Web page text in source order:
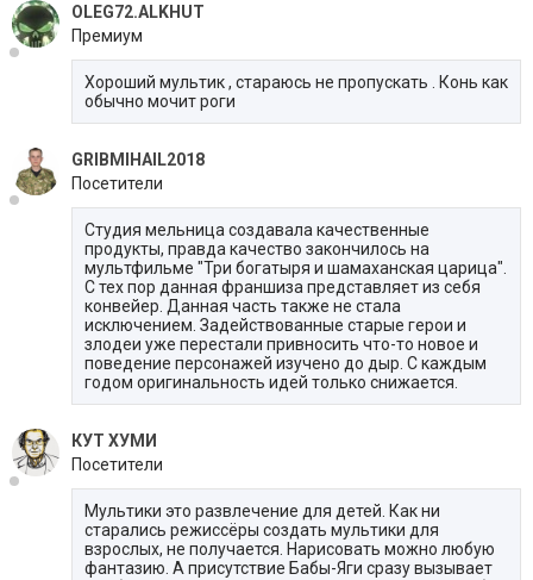
OLEG72.ALKHUT
Премиум
Хороший мультик , стараюсь не пропускать . Конь как
обычно мочит роги
GRIBMIHAIL2018
Посетители
Студия мельница создавала качественные
продукты, правда качество закончилось на
мультфильме "Три богатыря и шамаханская царица".
С тех пор данная франшиза представляет из себя
конвейер. Данная часть также не стала
исключением. Задействованные старые герои и
злодеи уже перестали привносить что-то новое и
поведение персонажей изучено до дыр. С каждым
годом оригинальность идей только снижается.
КУТ ХУМИ
Посетители
Мультики это развлечение для детей. Как ни
старались режиссёры создать мультики для
взрослых, не получается. Нарисовать можно любую
фантазию. А присутствие Бабы-Яги сразу вызывает